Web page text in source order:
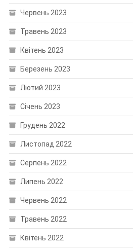
Червень 2023
Травень 2023
Квітень 2023
Березень 2023
Лютий 2023
Січень 2023
Грудень 2022
Листопад 2022
Серпень 2022
Липень 2022
Червень 2022
Травень 2022
Квітень 2022